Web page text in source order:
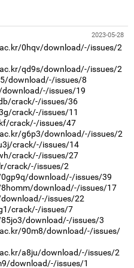
2023-05-28
0hqv/download/-/issues/2
qd9s/download/-/issues/2
download/-/issues/8
issues/19
crack/-/issues/36
crack/-/issues/11
crack/-/issues/47
g6p3/download/-/issues/2
crack/-/issues/14
crack/-/issues/27
crack/-/issues/2
download/-/issues/39
download/-/issues/17
issues/22
crack/-/issues/7
download/-/issues/3
90m8/download/-/issues/
a8ju/download/-/issues/2
download/-/issues/1